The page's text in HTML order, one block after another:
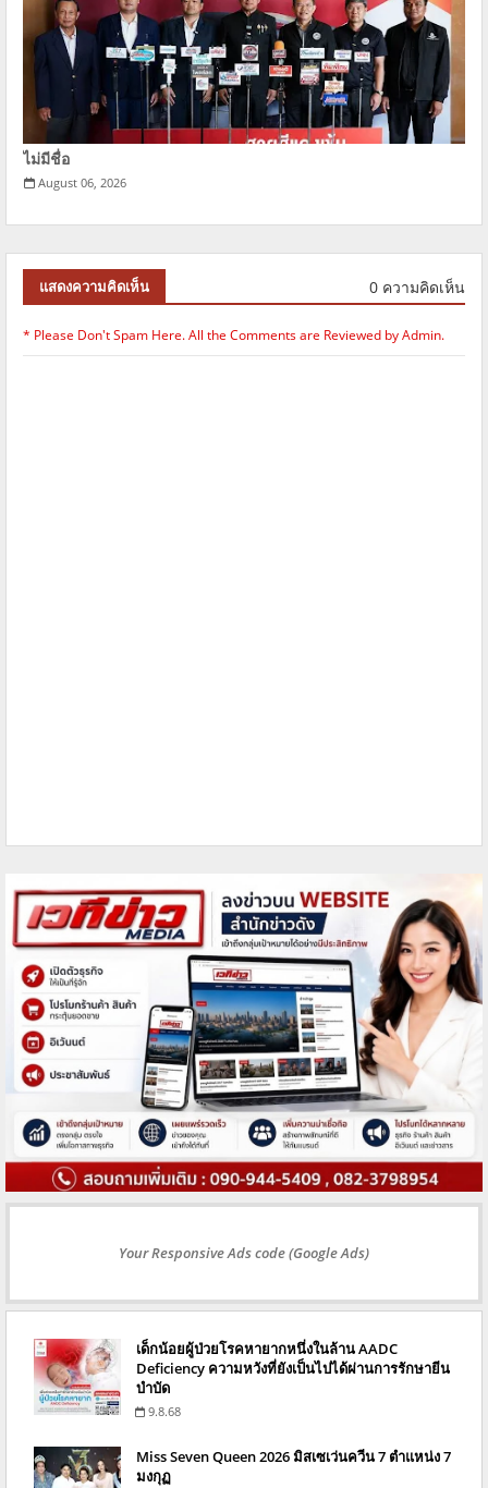
ไม่มีชื่อ
August 06, 2026
แสดงความคิดเห็น 0 ความคิดเห็น
* Please Don't Spam Here. All the Comments are Reviewed by Admin.
Your Responsive Ads code (Google Ads)
เด็กน้อยผู้ป่วยโรคหายากหนึ่งในล้าน AADC
Deficiency ความหวังที่ยังเป็นไปได้ผ่านการรักษายีน
บำบัด
9.8.68
Miss Seven Queen 2026 มิสเซเว่นควีน 7 ตำแหน่ง 7
มงกุฏ